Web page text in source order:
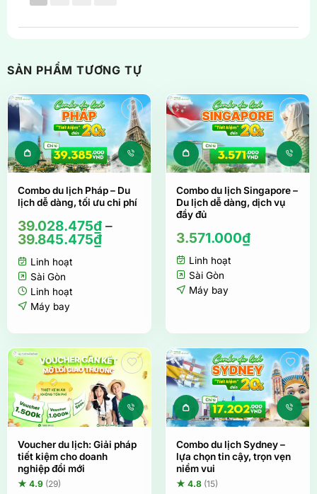
SẢN PHẨM TƯƠNG TỰ
Combo du lịch Pháp – Du
lịch dễ dàng, tối ưu chi phí
39.028.475₫–
39.845.475₫
Linh hoạt
Sài Gòn
Linh hoạt
Máy bay
Combo du lịch Singapore –
Du lịch dễ dàng, dịch vụ
đầy đủ
3.571.000₫
Linh hoạt
Sài Gòn
Máy bay
Voucher du lịch: Giải pháp
tiết kiệm cho doanh
nghiệp đổi mới
★ 4.9 (29)
Combo du lịch Sydney –
lựa chọn tin cậy, trọn vẹn
niềm vui
★ 4.8 (15)